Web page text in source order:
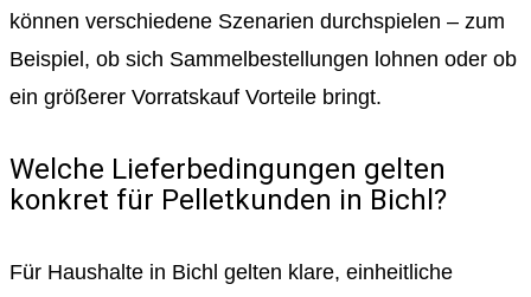
können verschiedene Szenarien durchspielen – zum
Beispiel, ob sich Sammelbestellungen lohnen oder ob
ein größerer Vorratskauf Vorteile bringt.
Welche Lieferbedingungen gelten
konkret für Pelletkunden in Bichl?
Für Haushalte in Bichl gelten klare, einheitliche